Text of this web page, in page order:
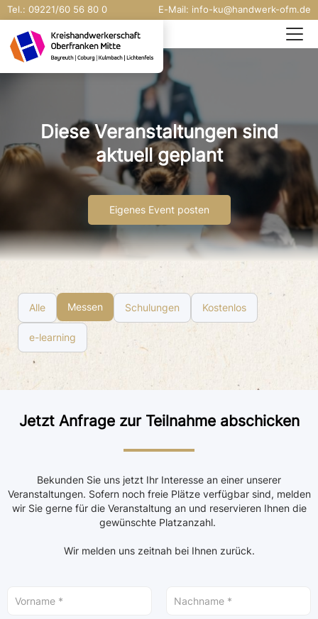
Tel.: 09221/60 56 80 0 E-Mail: info-ku@handwerk-ofm.de
Diese Veranstaltungen sind
aktuell geplant
Eigenes Event posten
Alle Messen Schulungen Kostenlos
e-learning
Jetzt Anfrage zur Teilnahme abschicken
Bekunden Sie uns jetzt Ihr Interesse an einer unserer
Veranstaltungen. Sofern noch freie Plätze verfügbar sind, melden
wir Sie gerne für die Veranstaltung an und reservieren Ihnen die
gewünschte Platzanzahl.
Wir melden uns zeitnah bei Ihnen zurück.